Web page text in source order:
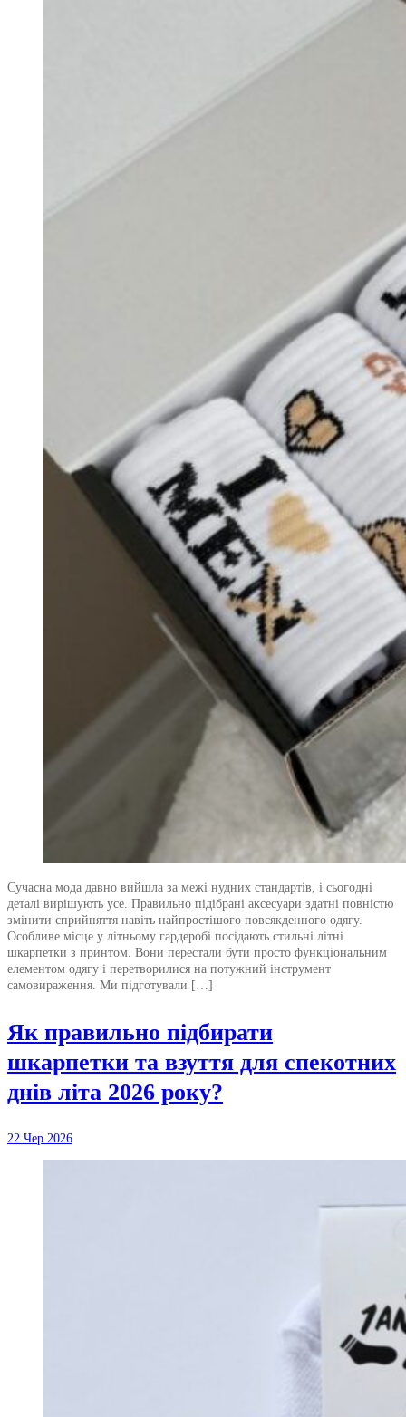
Сучасна мода давно вийшла за межі нудних стандартів, і сьогодні
деталі вирішують усе. Правильно підібрані аксесуари здатні повністю
змінити сприйняття навіть найпростішого повсякденного одягу.
Особливе місце у літньому гардеробі посідають стильні літні
шкарпетки з принтом. Вони перестали бути просто функціональним
елементом одягу і перетворилися на потужний інструмент
самовираження. Ми підготували […]
Як правильно підбирати
шкарпетки та взуття для спекотних
днів літа 2026 року?
22 Чер 2026